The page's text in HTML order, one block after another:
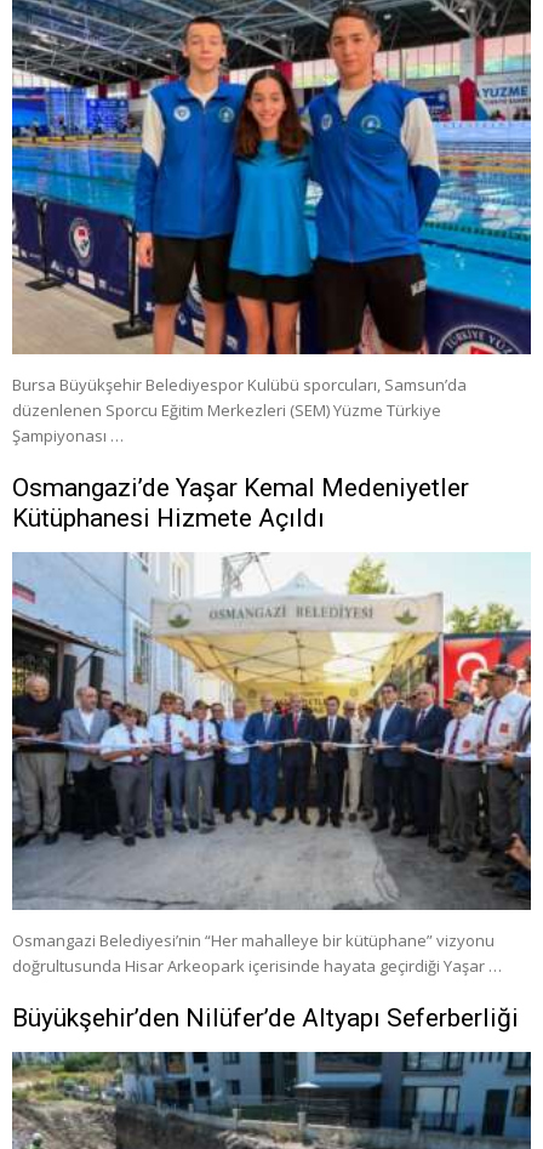
Bursa Büyükşehir Belediyespor Kulübü sporcuları, Samsun’da
düzenlenen Sporcu Eğitim Merkezleri (SEM) Yüzme Türkiye
Şampiyonası …
Osmangazi’de Yaşar Kemal Medeniyetler
Kütüphanesi Hizmete Açıldı
Osmangazi Belediyesi’nin “Her mahalleye bir kütüphane” vizyonu
doğrultusunda Hisar Arkeopark içerisinde hayata geçirdiği Yaşar …
Büyükşehir’den Nilüfer’de Altyapı Seferberliği